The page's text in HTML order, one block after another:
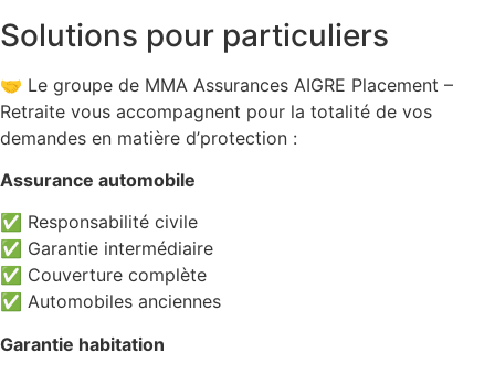
Solutions pour particuliers
🤝 Le groupe de MMA Assurances AIGRE Placement –
Retraite vous accompagnent pour la totalité de vos
demandes en matière d’protection :
Assurance automobile
✅ Responsabilité civile
✅ Garantie intermédiaire
✅ Couverture complète
✅ Automobiles anciennes
Garantie habitation